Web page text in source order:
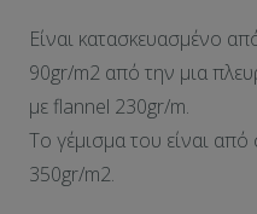
Είναι κατασκευασμένο
90gr/m2 από την μια
με flannel 230gr/m.
Το γέμισμα του είναι
350gr/m2.